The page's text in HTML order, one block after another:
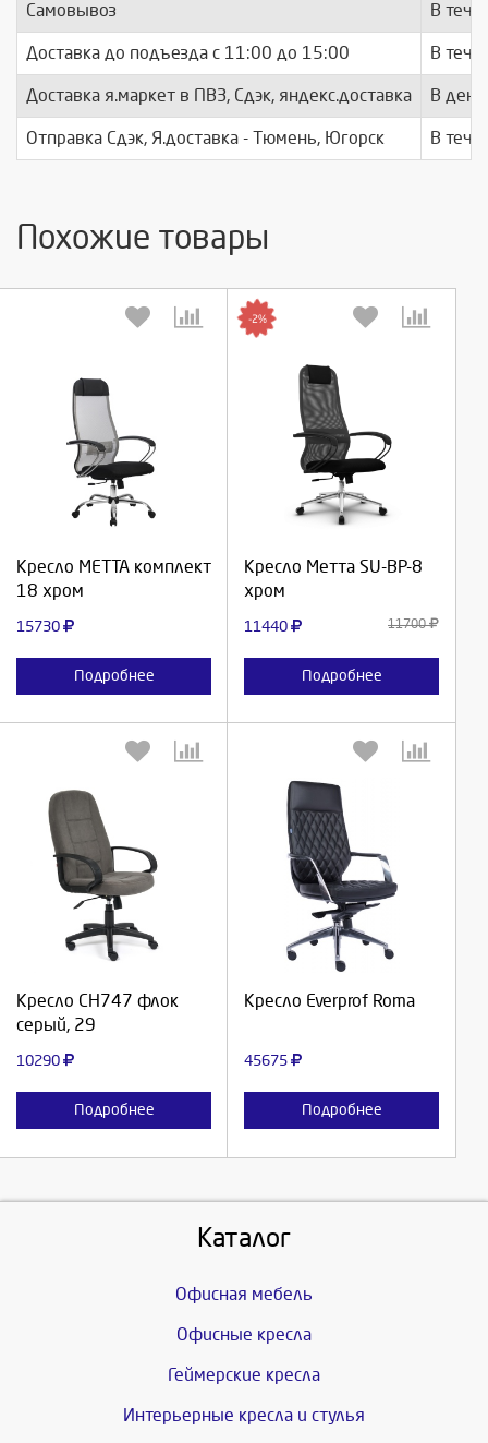
Самовывоз В
Доставка до подъезда c 11:00 до 15:00 В
Доставка я.маркет в ПВЗ, Сдэк, яндекс.доставка В день
Отправка Сдэк, Я.доставка - Тюмень, Югорск В
Похожие товары
Кресло МЕТТА комплект
18 хром
15730
Подробнее
Выберите количество:
Кресло Метта SU-BP-8
хром
-2%
11440 11700
Подробнее
Выберите количество:
Кресло СН747 флок
серый, 29
10290
Подробнее
Выберите количество:
Отмена
Кресло Everprof Roma
45675
Подробнее
Выберите количество:
Каталог
Офисная мебель
Офисные кресла
Геймерские кресла
Интерьерные кресла и стулья